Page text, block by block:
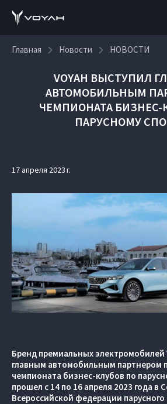
Главная Новости НОВОСТИ
VOYAH ВЫСТУПИЛ
АВТОМОБИЛЬНЫМ
ЧЕМПИОНАТА БИЗНЕС-
ПАРУСНОМУ
17 апреля 2023 г.
Бренд премиальных электромобилей
главным автомобильным партнером
чемпионата бизнес-клубов по
прошел с 14 по 16 апреля 2023 года в
Всероссийской федерации парусного